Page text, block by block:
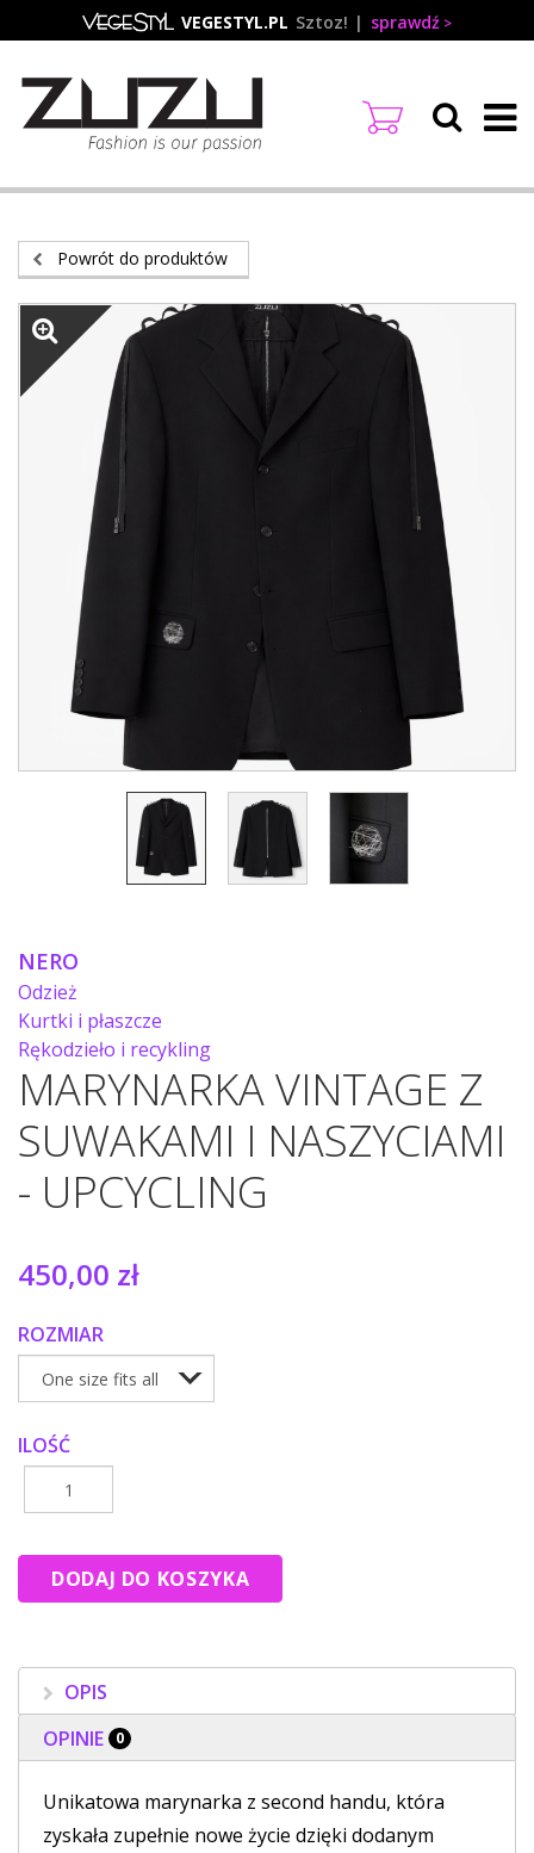
do
treści
VEGESTYL.PL Sztoz! sprawdź
Powrót do produktów
NERO
Odzież
Kurtki i płaszcze
Rękodzieło i recykling
MARYNARKA VINTAGE Z
SUWAKAMI I NASZYCIAMI
- UPCYCLING
450,00 zł
ROZMIAR
ILOŚĆ
OPIS
OPINIE
0
Unikatowa marynarka z second handu, która
zyskała zupełnie nowe życie dzięki dodanym